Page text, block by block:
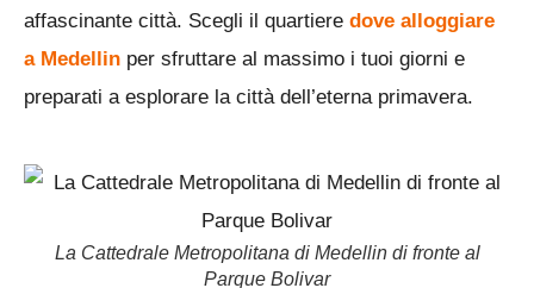
affascinante città. Scegli il quartiere dove alloggiare
a Medellin per sfruttare al massimo i tuoi giorni e
preparati a esplorare la città dell’eterna primavera.
La Cattedrale Metropolitana di Medellin di fronte al
Parque Bolivar